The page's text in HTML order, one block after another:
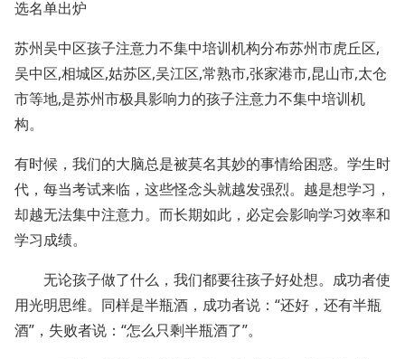
苏州吴中区孩子注意力不集中培训机构分布苏州市虎丘区,
吴中区,相城区,姑苏区,吴江区,常熟市,张家港市,昆山市,太仓
市等地,是苏州市极具影响力的孩子注意力不集中培训机
构。
有时候，我们的大脑总是被莫名其妙的事情给困惑。学生时
代，每当考试来临，这些怪念头就越发强烈。越是想学习，
却越无法集中注意力。而长期如此，必定会影响学习效率和
学习成绩。
无论孩子做了什么，我们都要往孩子好处想。成功者使
用光明思维。同样是半瓶酒，成功者说：“还好，还有半瓶
酒”，失败者说：“怎么只剩半瓶酒了”。